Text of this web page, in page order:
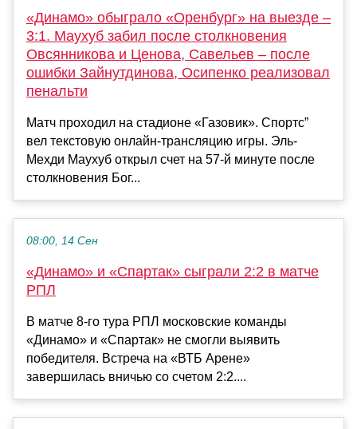
«Динамо» обыграло «Оренбург» на выезде –
3:1. Маухуб забил после столкновения
Овсянникова и Ценова, Савельев – после
ошибки Зайнутдинова, Осипенко реализовал
пенальти
Матч проходил на стадионе «Газовик». Спортс”
вел текстовую онлайн-трансляцию игры. Эль-
Мехди Маухуб открыл счет на 57-й минуте после
столкновения Бог...
08:00, 14 Сен
«Динамо» и «Спартак» сыграли 2:2 в матче
РПЛ
В матче 8-го тура РПЛ московские команды
«Динамо» и «Спартак» не смогли выявить
победителя. Встреча на «ВТБ Арене»
завершилась вничью со счетом 2:2....